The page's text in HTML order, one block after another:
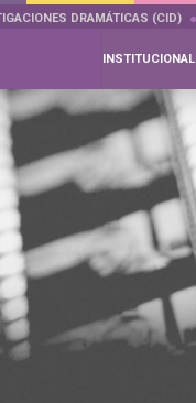
DRAMÁTICAS (CID)
INSTITUCIONAL